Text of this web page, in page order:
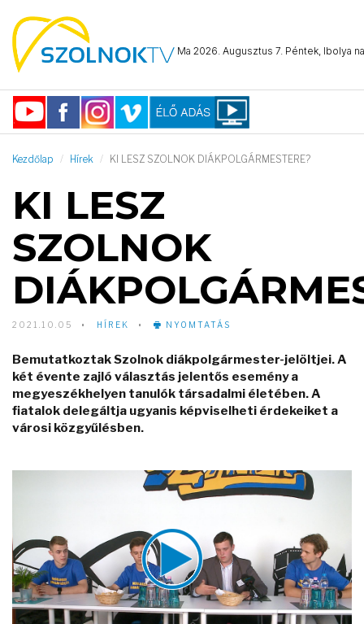
Ma 2026. Augusztus 7. Péntek, Ibolya
Kezdőlap Hírek KI LESZ SZOLNOK DIÁKPOLGÁRMESTERE?
KI LESZ
SZOLNOK
2021.10.05 HÍREK NYOMTATÁS
Bemutatkoztak Szolnok diákpolgármester-jelöltjei. A
két évente zajló választás jelentős esemény a
megyeszékhelyen tanulók társadalmi életében. A
fiatalok delegáltja ugyanis képviselheti érdekeiket a
városi közgyűlésben.